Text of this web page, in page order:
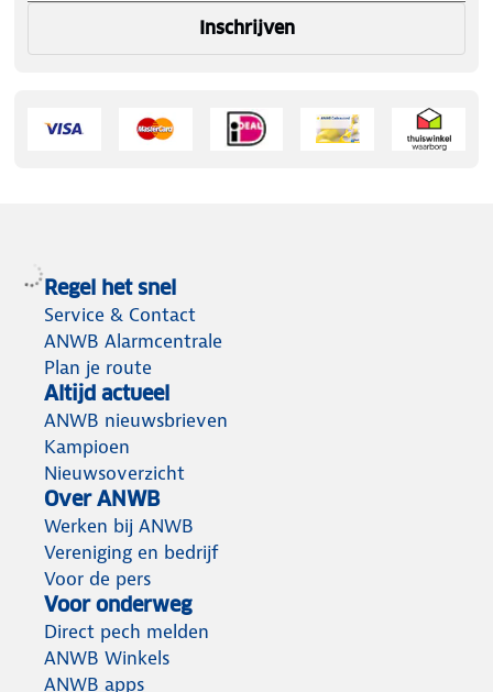
Inschrijven
Regel het snel
Service & Contact
ANWB Alarmcentrale
Plan je route
Altijd actueel
ANWB nieuwsbrieven
Kampioen
Nieuwsoverzicht
Over ANWB
Werken bij ANWB
Vereniging en bedrijf
Voor de pers
Voor onderweg
Direct pech melden
ANWB Winkels
ANWB apps